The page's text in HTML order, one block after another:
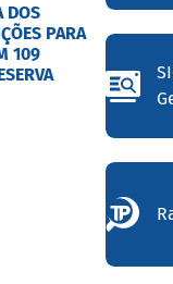
DOS
PARA
109